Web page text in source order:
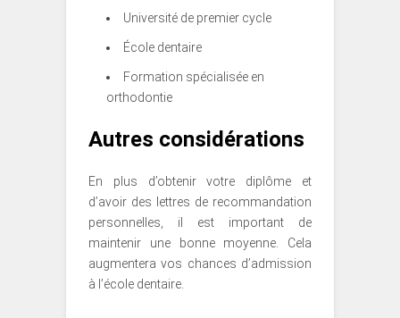
Université de premier cycle
École dentaire
Formation spécialisée en
orthodontie
Autres considérations
En plus d’obtenir votre diplôme et
d’avoir des lettres de recommandation
personnelles, il est important de
maintenir une bonne moyenne. Cela
augmentera vos chances d’admission
à l’école dentaire.